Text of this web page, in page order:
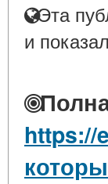
Эта
и
https://